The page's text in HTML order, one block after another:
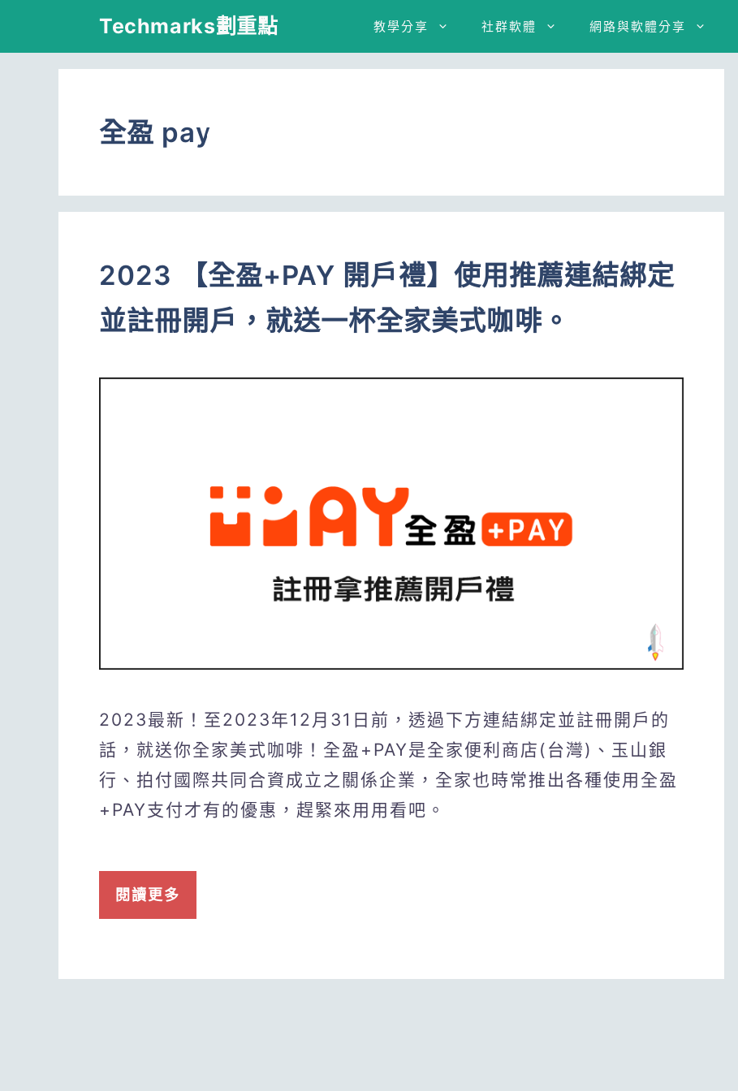
Techmarks劃重點 教學分享 社群軟體 網路與軟體分享
全盈 pay
2023 【全盈+PAY 開戶禮】使用推薦連結綁定
並註冊開戶，就送一杯全家美式咖啡。
2023最新！至2023年12月31日前，透過下方連結綁定並註冊開戶的
話，就送你全家美式咖啡！全盈+PAY是全家便利商店(台灣)、玉山銀
行、拍付國際共同合資成立之關係企業，全家也時常推出各種使用全盈
+PAY支付才有的優惠，趕緊來用用看吧。
閱讀更多